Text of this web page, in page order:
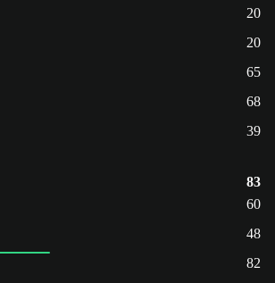
20
20
65
68
39
83
60
48
82